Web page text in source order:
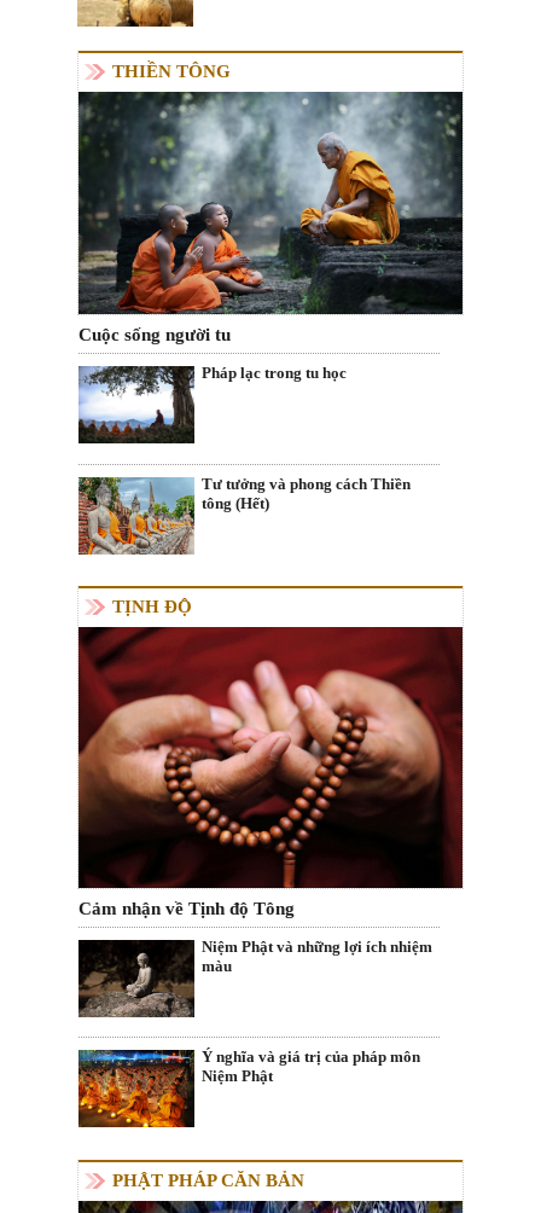
THIỀN TÔNG
Cuộc sống người tu
Pháp lạc trong tu học
Tư tưởng và phong cách Thiền
tông (Hết)
TỊNH ĐỘ
Cảm nhận về Tịnh độ Tông
Niệm Phật và những lợi ích nhiệm
màu
Ý nghĩa và giá trị của pháp môn
Niệm Phật
PHẬT PHÁP CĂN BẢN